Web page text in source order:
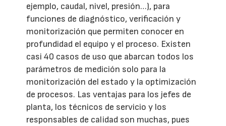
ejemplo, caudal, nivel, presión…), para
funciones de diagnóstico, verificación y
monitorización que permiten conocer en
profundidad el equipo y el proceso. Existen
casi 40 casos de uso que abarcan todos los
parámetros de medición solo para la
monitorización del estado y la optimización
de procesos. Las ventajas para los jefes de
planta, los técnicos de servicio y los
responsables de calidad son muchas, pues